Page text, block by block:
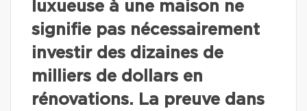
luxueuse à une maison ne
signifie pas nécessairement
investir des dizaines de
milliers de dollars en
rénovations. La preuve dans